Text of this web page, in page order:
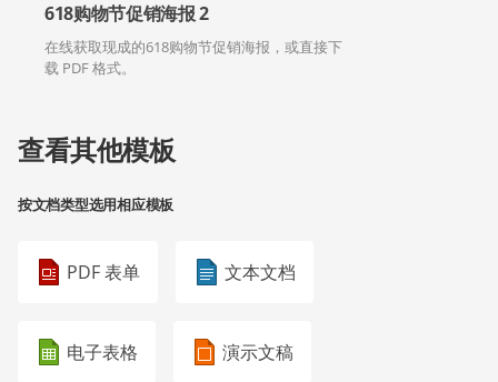
618购物节促销海报 2
在线获取现成的618购物节促销海报，或直接下
载 PDF 格式。
查看其他模板
按文档类型选用相应模板
PDF 表单 文本文档
电子表格 演示文稿